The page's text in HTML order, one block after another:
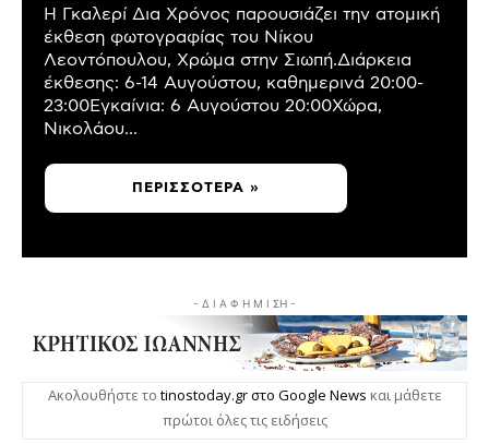
Η Γκαλερί Δια Χρόνος παρουσιάζει την ατομική
έκθεση φωτογραφίας του Νίκου
Λεοντόπουλου, Χρώμα στην Σιωπή.Διάρκεια
έκθεσης: 6-14 Αυγούστου, καθημερινά 20:00-
23:00Εγκαίνια: 6 Αυγούστου 20:00Χώρα,
Νικολάου...
ΠΕΡΙΣΣΌΤΕΡΑ »
- Δ Ι Α Φ Η Μ Ι ΣΗ -
Ακολουθήστε το tinostoday.gr στο Google News και μάθετε
πρώτοι όλες τις ειδήσεις